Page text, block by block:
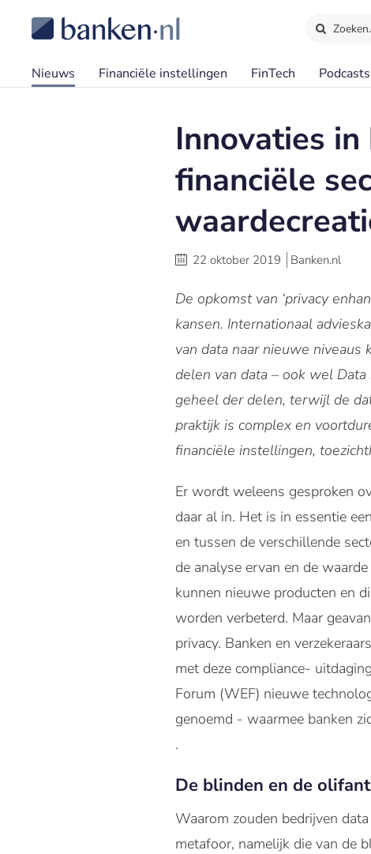
Nieuws Financiële instellingen FinTech Podcasts
Innovaties
financiële
22 oktober 2019 Banken.nl
De opkomst van ‘privacy
kansen. Internationaal
van data naar nieuwe
delen van data – ook wel
geheel der delen, terwijl de
praktijk is complex en
financiële instellingen,
Er wordt weleens gesproken
daar al in. Het is in essentie
en tussen de verschillende
de analyse ervan en de
kunnen nieuwe producten en
worden verbeterd. Maar
privacy. Banken en
met deze compliance-
Forum (WEF) nieuwe
genoemd - waarmee banken
.
De blinden en de olifant
Waarom zouden bedrijven
metafoor, namelijk die van de